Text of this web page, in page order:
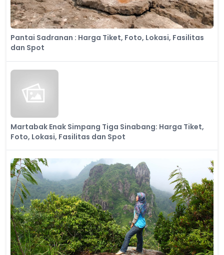
Pantai Sadranan : Harga Tiket, Foto, Lokasi, Fasilitas
dan Spot
Martabak Enak Simpang Tiga Sinabang: Harga Tiket,
Foto, Lokasi, Fasilitas dan Spot